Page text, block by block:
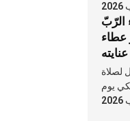
الرّبّ
عطاء
عنّا
أبدًا
لصلاة
يوم